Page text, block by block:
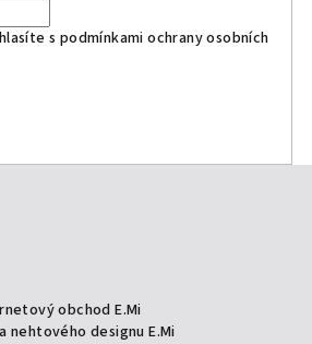
s podmínkami ochrany osobních
obchod E.Mi
nehtového designu E.Mi